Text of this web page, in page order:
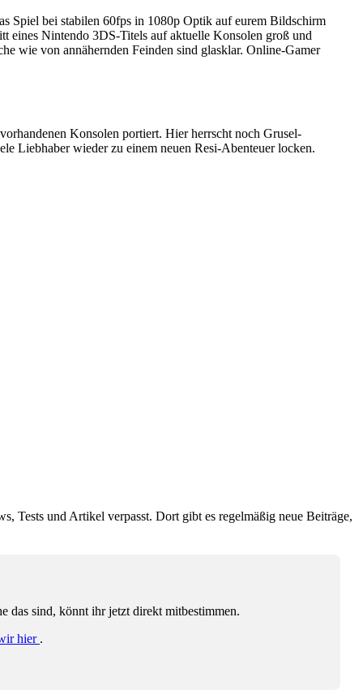
Spiel bei stabilen 60fps in 1080p Optik auf eurem Bildschirm
eines Nintendo 3DS-Titels auf aktuelle Konsolen groß und
wie von annähernden Feinden sind glasklar. Online-Gamer
Konsolen portiert. Hier herrscht noch Grusel-
Liebhaber wieder zu einem neuen Resi-Abenteuer locken.
Tests und Artikel verpasst. Dort gibt es regelmäßig neue Beiträge,
das sind, könnt ihr jetzt direkt mitbestimmen.
hier .